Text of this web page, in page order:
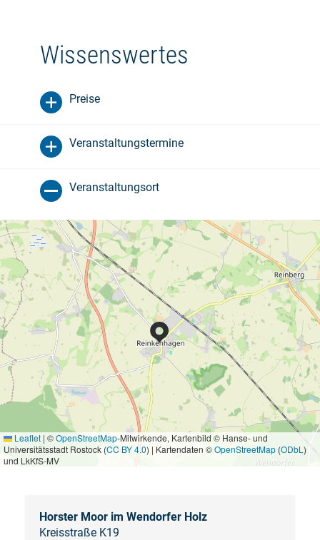
Wissenswertes
Preise
Veranstaltungstermine
Veranstaltungsort
Leaflet | ©OpenStreetMap-Mitwirkende, Kartenbild © Hanse- und
Universitätsstadt Rostock (CC BY 4.0) | Kartendaten ©OpenStreetMap (ODbL )
und LkKfS-MV
Horster Moor im Wendorfer Holz
Kreisstraße K19